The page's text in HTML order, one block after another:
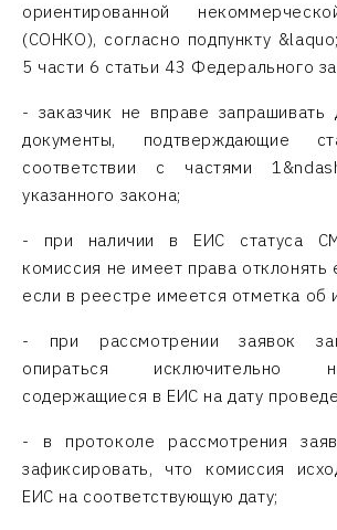
ориентированной
(СОНКО), согласно подпункту
5 части 6 статьи 43 Федерального
- заказчик не вправе запрашивать
документы, подтверждающие
соответствии с частями
указанного закона;
- при наличии в ЕИС статуса
комиссия не имеет права отклонять
если в реестре имеется отметка об
- при рассмотрении заявок
опираться исключительно
содержащиеся в ЕИС на дату
- в протоколе рассмотрения
зафиксировать, что комиссия
ЕИС на соответствующую дату;